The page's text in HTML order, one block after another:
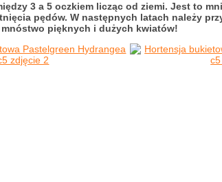
3 a 5 oczkiem licząc od ziemi. Jest to
pędów. W następnych latach należy
pięknych i dużych kwiatów!